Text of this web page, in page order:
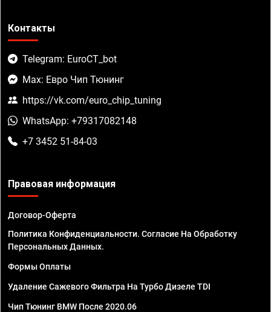
Контакты
Telegram: EuroCT_bot
Max: Евро Чип Тюнинг
https://vk.com/euro_chip_tuning
WhatsApp: +79317082148
+7 3452 51-84-03
Правовая информация
Договор-Оферта
Политика Конфиденциальности. Согласие На Обработку
Персональных Данных.
Формы Оплаты
Удаление Сажевого Фильтра На Турбо Дизеле TDI
Чип Тюнинг BMW После 2020.06